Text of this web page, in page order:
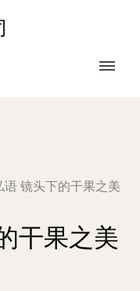
语 镜头下的干果之美
干果之美